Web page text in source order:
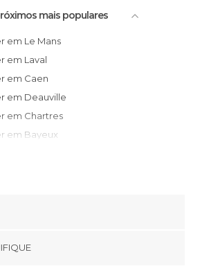
mais populares
em Le Mans
em Laval
em Caen
em Deauville
em Chartres
em Bayeux
em Le Havre
em Saint-Pierre-des-Corps